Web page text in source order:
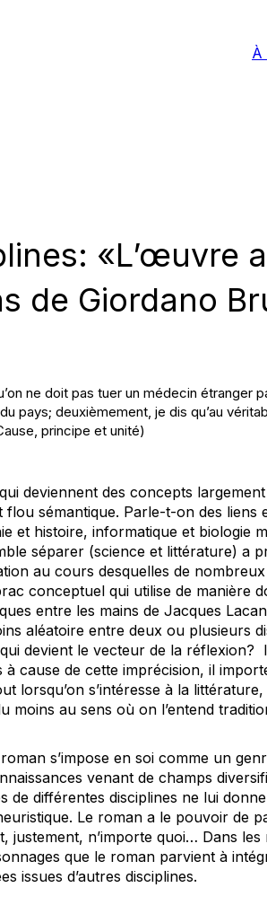
À
«L’œuvre
de Giordano
ne doit pas tuer un médecin étranger
pays; deuxièmement, je dis qu’au
principe et unité)
deviennent des concepts
sémantique. Parle-t-on des liens
et histoire, informatique et biologie
séparer (science et littérature) a
au cours desquelles de
conceptuel qui utilise de manière
entre les mains de Jacques
aléatoire entre deux ou plusieurs
devient le vecteur de la réflexion?
cause de cette imprécision, il
lorsqu’on s’intéresse à la
moins au sens où on l’entend
s’impose en soi comme un
venant de champs
de différentes disciplines ne lui
Le roman a le pouvoir de
n’importe quoi… Dans les
que le roman parvient à
issues d’autres disciplines.